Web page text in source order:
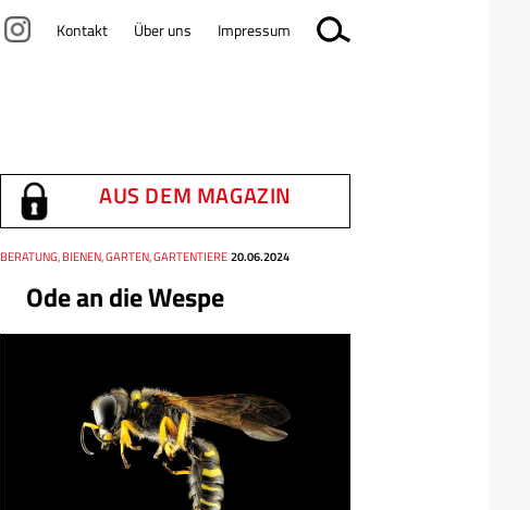
AUS DEM MAGAZIN
Ode an die Wespe
Thema
BERATUNG, BIENEN, GARTEN, GARTENTIERE
Datum 20.06.2024
Kontakt Über uns Impressum